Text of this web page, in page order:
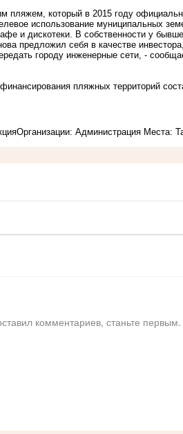
пляжем, который в 2015 году
использование муниципальных
и дискотеки. В собственности у
предложил себя в качестве
городу инженерные сети, -
пляжных территорий
Организации: Администрация Места:
комментариев, станьте первым.